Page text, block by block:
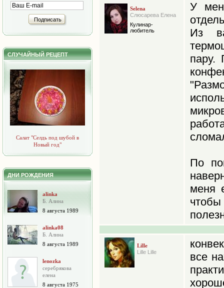
Подписать
СЛУЧАЙНЫЙ РЕЦЕПТ
Салат "Селдь под шубой в
Новый год"
ДНИ РОЖДЕНИЯ
alinka
Б. Алина
8 августа 1989
alinka08
Б. Алина
8 августа 1989
lenozka
серебрякова
елена
8 августа 1975
Selena
Слюсарева Елена
Кулинар-
любитель
У
Из
пару.
По
меня
Lille
Lille Lille
все